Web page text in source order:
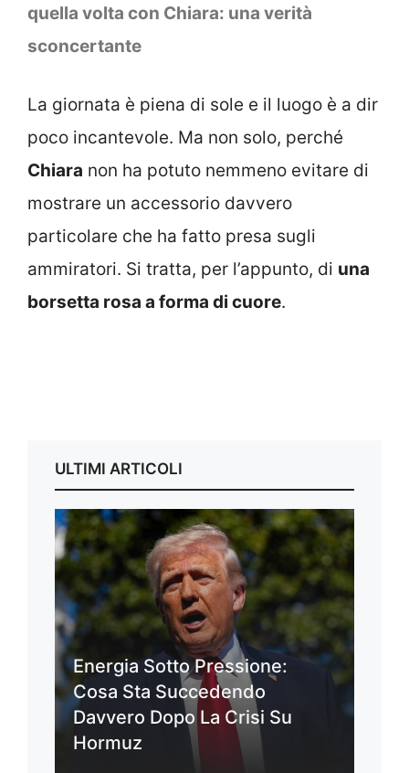
quella volta con Chiara: una verità
sconcertante
La giornata è piena di sole e il luogo è a dir
poco incantevole. Ma non solo, perché
Chiara non ha potuto nemmeno evitare di
mostrare un accessorio davvero
particolare che ha fatto presa sugli
ammiratori. Si tratta, per l’appunto, di una
borsetta rosa a forma di cuore.
ULTIMI ARTICOLI
Energia Sotto Pressione:
Cosa Sta Succedendo
Davvero Dopo La Crisi Su
Hormuz